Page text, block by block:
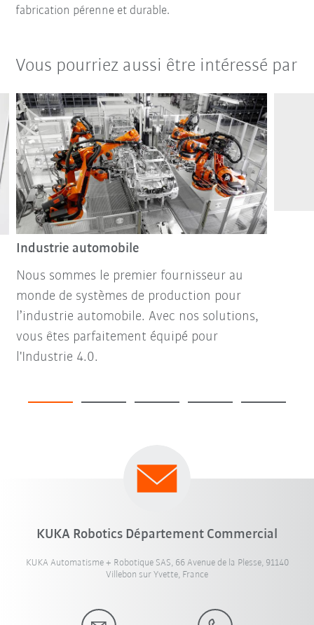
fabrication pérenne et durable.
Vous pourriez aussi être intéressé par
Industrie automobile
Nous sommes le premier fournisseur au
monde de systèmes de production pour
l’industrie automobile. Avec nos solutions,
vous êtes parfaitement équipé pour
l'Industrie 4.0.
KUKA Robotics Département Commercial
KUKA Automatisme + Robotique SAS, 66 Avenue de la Plesse, 91140
Villebon sur Yvette, France